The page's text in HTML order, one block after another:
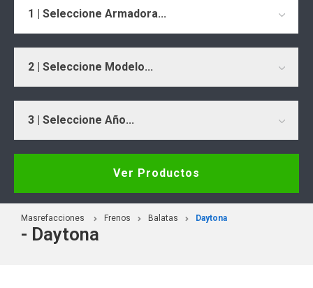
1 | Seleccione Armadora...
2 | Seleccione Modelo...
3 | Seleccione Año...
Ver Productos
Masrefacciones Frenos Balatas Daytona
- Daytona